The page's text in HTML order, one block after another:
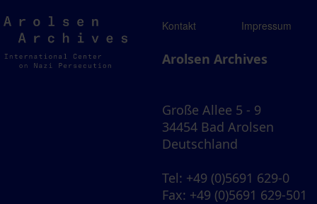
Arolsen
Archives
Kontakt Impressum
Arolsen Archives
Große Allee 5 - 9
34454 Bad Arolsen
Deutschland
Tel: +49 (0)5691 629-0
Fax: +49 (0)5691 629-501